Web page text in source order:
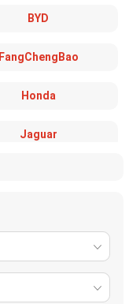
BYD
FangChengBao
Honda
Jaguar